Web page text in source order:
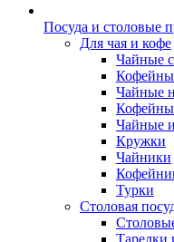
Посуда и столовые
Для чая и кофе
Чайные
Чайные
Чайные
Кружки
Чайники
Турки
Столовая
Тарелки